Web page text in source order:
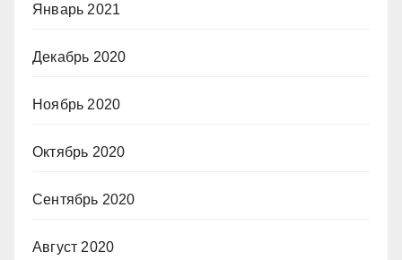
Январь 2021
Декабрь 2020
Ноябрь 2020
Октябрь 2020
Сентябрь 2020
Август 2020